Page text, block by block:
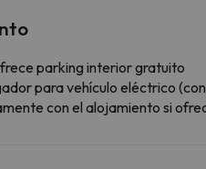
parking interior gratuito
para vehículo eléctrico
con el alojamiento si